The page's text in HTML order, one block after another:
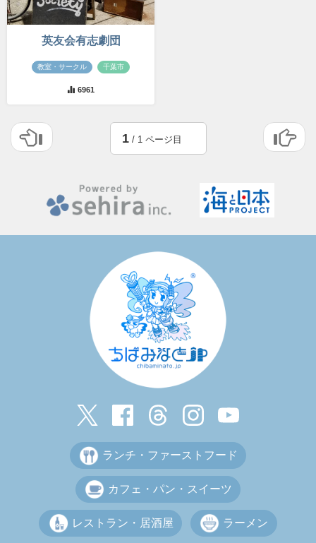
英友会有志劇団
教室・サークル 千葉市
6961
1/ 1 ページ目
ランチ・ファーストフード
カフェ・パン・スイーツ
レストラン・居酒屋 ラーメン